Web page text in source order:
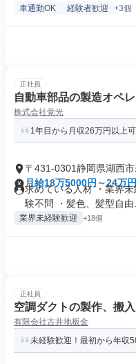
車通勤OK 経験者歓迎 +3個
正社員
自動車部品の製造オペ
株式会社覚光
1年目から月収26万円以上
〒431-0301静岡県湖西
月給18万5000円～24万円
求めている人材 ・業界
験不問 ・髪色、髪型自由...
業界未経験歓迎 +18個
正社員
空調ダクトの製作、搬
有限会社古井地板金
未経験歓迎！最初から年収